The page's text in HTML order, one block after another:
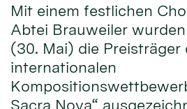
Mit einem festlichen
Abtei Brauweiler
(30. Mai) die Preisträger
internationalen
Sacra Nova“